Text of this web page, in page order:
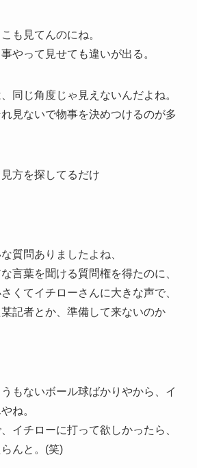
も見てんのにね。
やって見せても違いが出る。
同じ角度じゃ見えないんだよね。
見ないで物事を決めつけるのが多
方を探してるだけ
質問ありましたよね、
言葉を聞ける質問権を得たのに、
くてイチローさんに大きな声で、
記者とか、準備して来ないのか
もないボール球ばかりやから、イ
ね。
イチローに打って欲しかったら、
んと。(笑)